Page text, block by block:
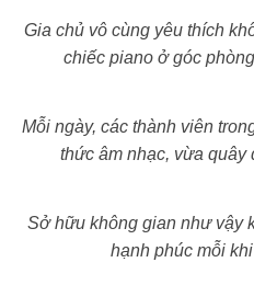
Gia chủ vô cùng yêu thích
chiếc piano ở góc
Mỗi ngày, các thành viên
thức âm nhạc, vừa quây
Sở hữu không gian như vậy
hạnh phúc mỗi